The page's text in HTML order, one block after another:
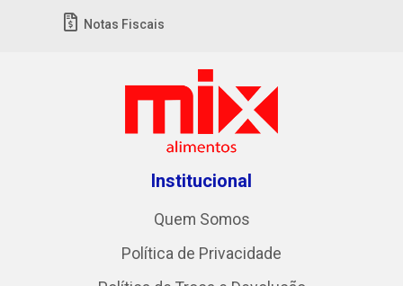
Notas Fiscais
Institucional
Quem Somos
Política de Privacidade